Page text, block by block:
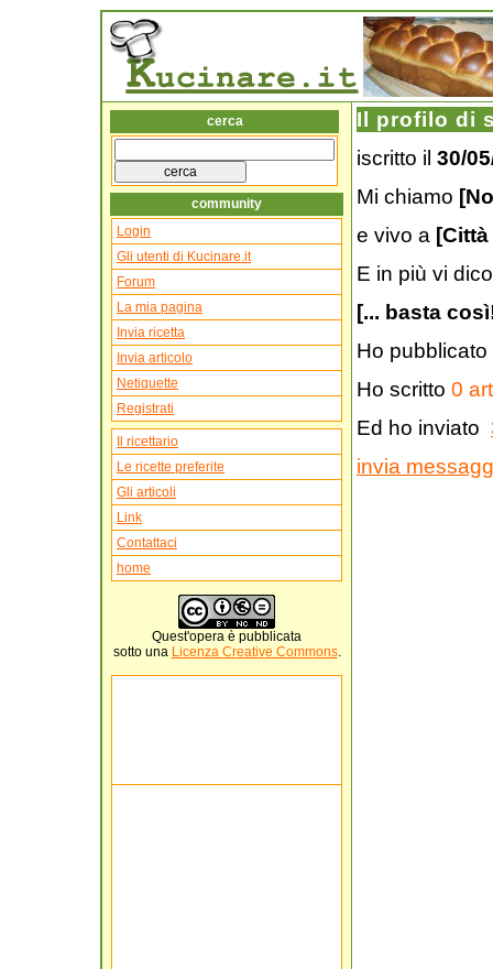
cerca
community
Login
Gli utenti di Kucinare.it
Forum
La mia pagina
Invia ricetta
Invia articolo
Netiquette
Registrati
Il ricettario
Le ricette preferite
Gli articoli
Link
Contattaci
home
Quest'opera è pubblicata
sotto una Licenza Creative Commons.
Il profilo di
iscritto il 30/
Mi chiamo
e vivo a
E in più vi
[... basta
Ho pubblicato
Ho scritto 0
Ed ho inviato
invia